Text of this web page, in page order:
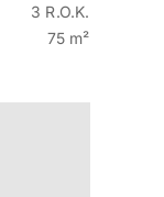
3 R.O.K.
75 m²